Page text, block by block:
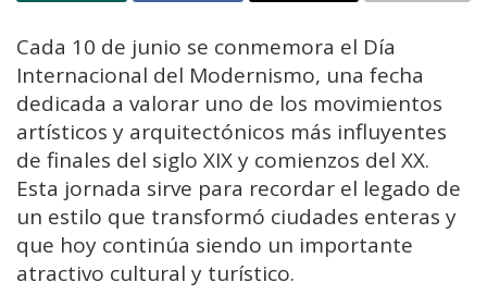
Cada 10 de junio se conmemora el Día
Internacional del Modernismo, una fecha
dedicada a valorar uno de los movimientos
artísticos y arquitectónicos más influyentes
de finales del siglo XIX y comienzos del XX.
Esta jornada sirve para recordar el legado de
un estilo que transformó ciudades enteras y
que hoy continúa siendo un importante
atractivo cultural y turístico.